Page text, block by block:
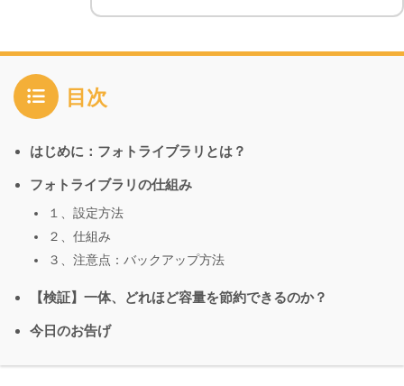
目次
はじめに：フォトライブラリとは？
フォトライブラリの仕組み
１、設定方法
２、仕組み
３、注意点：バックアップ方法
【検証】一体、どれほど容量を節約できるのか？
今日のお告げ